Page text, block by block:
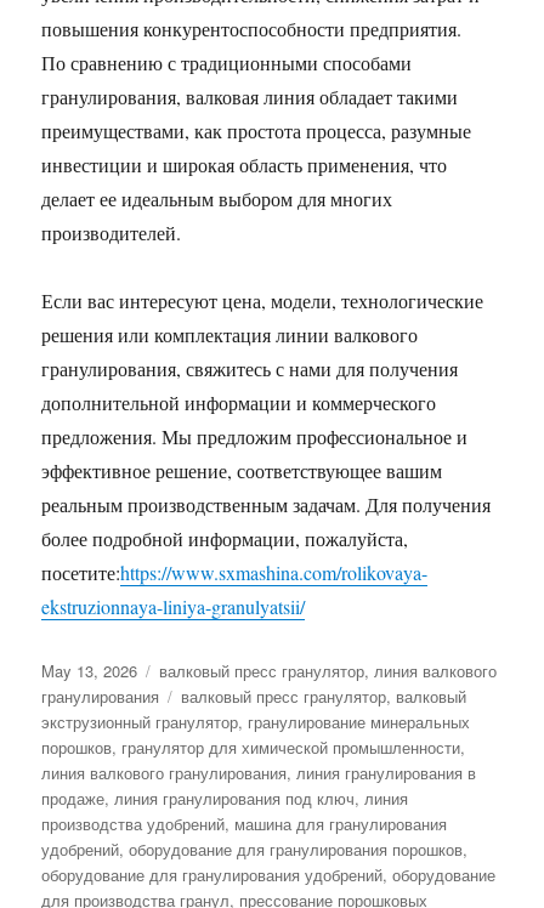
повышения конкурентоспособности предприятия.
По сравнению с традиционными способами
гранулирования, валковая линия обладает такими
преимуществами, как простота процесса, разумные
инвестиции и широкая область применения, что
делает ее идеальным выбором для многих
производителей.
Если вас интересуют цена, модели, технологические
решения или комплектация линии валкового
гранулирования, свяжитесь с нами для получения
дополнительной информации и коммерческого
предложения. Мы предложим профессиональное и
эффективное решение, соответствующее вашим
реальным производственным задачам. Для получения
более подробной информации, пожалуйста,
посетите:https://www.sxmashina.com/rolikovaya-
ekstruzionnaya-liniya-granulyatsii/
Posted
on
May 13, 2026 Categories
валковый пресс гранулятор,линия валкового
гранулирования
Tags
валковый пресс гранулятор, валковый
экструзионный гранулятор, гранулирование минеральных
порошков, гранулятор для химической промышленности,
линия валкового гранулирования,линия гранулирования в
продаже,линия гранулирования под ключ,линия
производства удобрений, машина для гранулирования
удобрений,оборудование для гранулирования порошков,
оборудование для гранулирования удобрений,оборудование
для производства гранул, прессование порошковых